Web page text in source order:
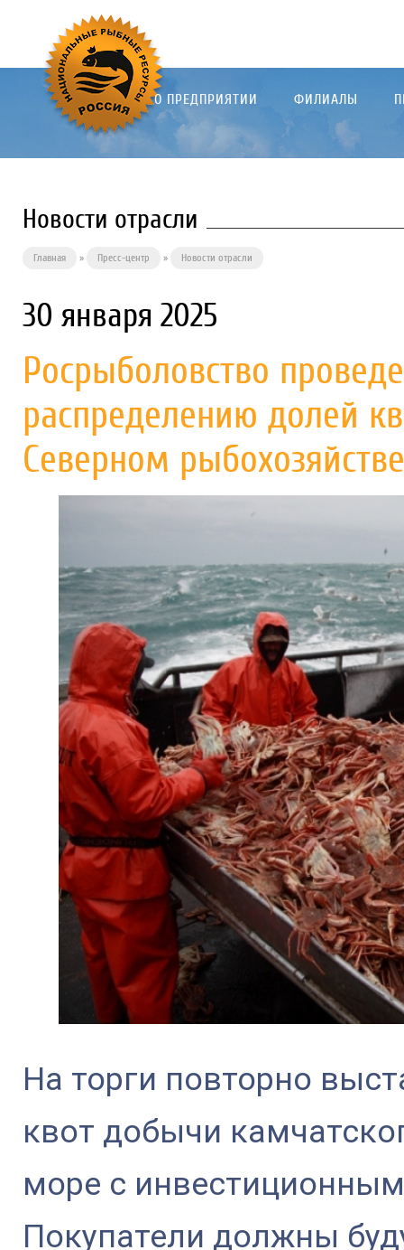
О ПРЕДПРИЯТИИ ФИЛИАЛЫ
Новости отрасли
Главная » Пресс-центр » Новости отрасли
30 января 2025
Росрыболовство
распределению долей
Северном
На торги повторно
квот добычи
море с
Покупатели должны